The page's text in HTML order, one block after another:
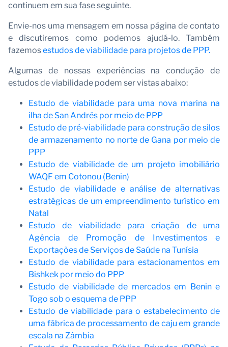
continuem em sua fase seguinte.
Envie-nos uma mensagem em nossa página de contato
e discutiremos como podemos ajudá-lo. Também
fazemosestudos de viabilidade para projetos de PPP.
Algumas de nossas experiências na condução de
estudos de viabilidade podem ser vistas abaixo:
Estudo de viabilidade para uma nova marina na
ilha de San Andrés por meio de PPP
Estudo de pré-viabilidade para construção de silos
de armazenamento no norte de Gana por meio de
PPP
Estudo de viabilidade de um projeto imobiliário
WAQF em Cotonou (Benin)
Estudo de viabilidade e análise de alternativas
estratégicas de um empreendimento turístico em
Natal
Estudo de viabilidade para criação de uma
Agência de Promoção de Investimentos e
Exportações de Serviços de Saúde na Tunísia
Estudo de viabilidade para estacionamentos em
Bishkek por meio do PPP
Estudo de viabilidade de mercados em Benin e
Togo sob o esquema de PPP
Estudo de viabilidade para o estabelecimento de
uma fábrica de processamento de caju em grande
escala na Zâmbia